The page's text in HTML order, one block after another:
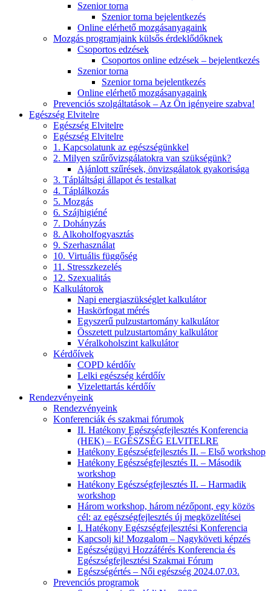
Szenior torna
Szenior torna bejelentkezés
Online elérhető mozgásanyagaink
Mozgás programjaink külsős érdeklődőknek
Csoportos edzések
Csoportos online edzések – bejelentkezés
Szenior torna
Szenior torna bejelentkezés
Online elérhető mozgásanyagaink
Prevenciós szolgáltatások – Az Ön igényeire szabva!
Egészség Elvitelre
Egészség Elvitelre
Egészség Elvitelre
1. Kapcsolatunk az egészségünkkel
2. Milyen szűrővizsgálatokra van szükségünk?
Ajánlott szűrések, önvizsgálatok gyakorisága
3. Tápláltsági állapot és testalkat
4. Táplálkozás
5. Mozgás
6. Szájhigiéné
7. Dohányzás
8. Alkoholfogyasztás
9. Szerhasználat
10. Virtuális függőség
11. Stresszkezelés
12. Szexualitás
Kalkulátorok
Napi energiaszükséglet kalkulátor
Haskörfogat mérés
Egyszerű pulzustartomány kalkulátor
Összetett pulzustartomány kalkulátor
Véralkoholszint kalkulátor
Kérdőívek
COPD kérdőív
Lelki egészség kérdőív
Vizelettartás kérdőív
Rendezvényeink
Rendezvényeink
Konferenciák és szakmai fórumok
II. Hatékony Egészségfejlesztés Konferencia
(HEK) – EGÉSZSÉG ELVITELRE
Hatékony Egészségfejlesztés II. – Első workshop
Hatékony Egészségfejlesztés II. – Második
workshop
Hatékony Egészségfejlesztés II. – Harmadik
workshop
Három workshop, három nézőpont, egy közös
cél: az egészségfejlesztés új megközelítései
I. Hatékony Egészségfejlesztési Konferencia
Kapcsolj ki! Mozgalom – Nagyköveti képzés
Egészségügyi Hozzáférés Konferencia és
Egészségfejlesztési Szakmai Fórum
Egészségértés – Női egészség 2024.07.03.
Prevenciós programok